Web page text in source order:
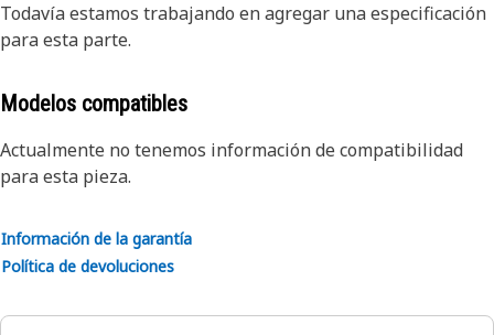
Todavía estamos trabajando en agregar una especificación
para esta parte.
Modelos compatibles
Actualmente no tenemos información de compatibilidad
para esta pieza.
Información de la garantía
Política de devoluciones